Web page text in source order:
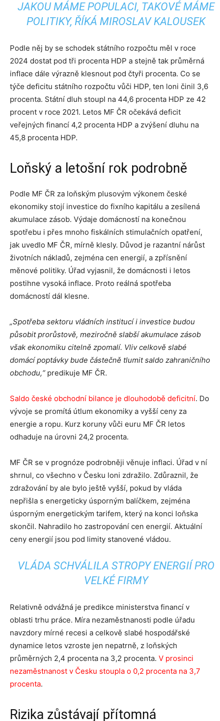
JAKOU MÁME POPULACI, TAKOVÉ MÁME
POLITIKY, ŘÍKÁ MIROSLAV KALOUSEK
Podle něj by se schodek státního rozpočtu měl v roce
2024 dostat pod tři procenta HDP a stejně tak průměrná
inflace dále výrazně klesnout pod čtyři procenta. Co se
týče deficitu státního rozpočtu vůči HDP, ten loni činil 3,6
procenta. Státní dluh stoupl na 44,6 procenta HDP ze 42
procent v roce 2021. Letos MF ČR očekává deficit
veřejných financí 4,2 procenta HDP a zvýšení dluhu na
45,8 procenta HDP.
Loňský a letošní rok podrobně
Podle MF ČR za loňským plusovým výkonem české
ekonomiky stojí investice do fixního kapitálu a zesílená
akumulace zásob. Výdaje domácností na konečnou
spotřebu i přes mnoho fiskálních stimulačních opatření,
jak uvedlo MF ČR, mírně klesly. Důvod je razantní nárůst
životních nákladů, zejména cen energií, a zpřísnění
měnové politiky. Úřad vyjasnil, že domácnosti i letos
postihne vysoká inflace. Proto reálná spotřeba
domácností dál klesne.
„Spotřeba sektoru vládních institucí i investice budou
působit prorůstově, meziročně slabší akumulace zásob
však ekonomiku citelně zpomalí. Vliv celkově slabé
domácí poptávky bude částečně tlumit saldo zahraničního
obchodu,“predikuje MF ČR.
Saldo české obchodní bilance je dlouhodobě deficitní. Do
vývoje se promítá útlum ekonomiky a vyšší ceny za
energie a ropu. Kurz koruny vůči euru MF ČR letos
odhaduje na úrovni 24,2 procenta.
MF ČR se v prognóze podrobněji věnuje inflaci. Úřad v ní
shrnul, co všechno v Česku loni zdražilo. Zdůraznil, že
zdražování by ale bylo ještě vyšší, pokud by vláda
nepřišla s energeticky úsporným balíčkem, zejména
úsporným energetickým tarifem, který na konci loňska
skončil. Nahradilo ho zastropování cen energií. Aktuální
ceny energií jsou pod limity stanovené vládou.
VLÁDA SCHVÁLILA STROPY ENERGIÍ PRO
VELKÉ FIRMY
Relativně odvážná je predikce ministerstva financí v
oblasti trhu práce. Míra nezaměstnanosti podle úřadu
navzdory mírné recesi a celkově slabé hospodářské
dynamice letos vzroste jen nepatrně, z loňských
průměrných 2,4 procenta na 3,2 procenta. V prosinci
nezaměstnanost v Česku stoupla o 0,2 procenta na 3,7
procenta.
Rizika zůstávají přítomná